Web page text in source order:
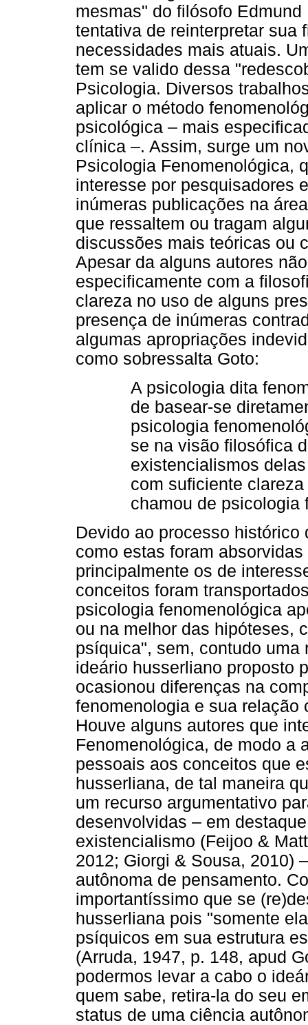
mesmas" do filósofo
tentativa de reinterpretar sua
necessidades mais atuais.
tem se valido dessa
Psicologia. Diversos
aplicar o método
psicológica – mais
clínica –. Assim, surge um
Psicologia Fenomenológica,
interesse por pesquisadores
inúmeras publicações na
que ressaltem ou tragam
discussões mais teóricas ou
Apesar da alguns autores
especificamente com a
clareza no uso de alguns
presença de inúmeras
algumas apropriações
como sobressalta Goto:
A psicologia dita
de basear-se
psicologia
se na visão filosófica
existencialismos
com suficiente
chamou de psicologia
Devido ao processo
como estas foram
principalmente os de
conceitos foram
psicologia fenomenológica
ou na melhor das hipóteses,
psíquica", sem, contudo uma
ideário husserliano proposto
ocasionou diferenças na
fenomenologia e sua relação
Houve alguns autores que
Fenomenológica, de modo a
pessoais aos conceitos que
husserliana, de tal maneira
um recurso argumentativo
desenvolvidas – em
existencialismo (Feijoo &
2012; Giorgi & Sousa, 2010)
autônoma de pensamento.
importantíssimo que se
husserliana pois "somente
psíquicos em sua estrutura
(Arruda, 1947, p. 148, apud
podermos levar a cabo o
quem sabe, retira-la do seu
status de uma ciência